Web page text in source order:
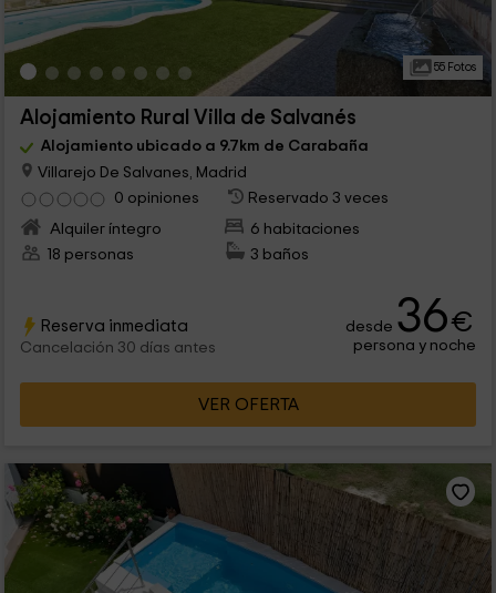
55 Fotos
Alojamiento Rural Villa de Salvanés
Alojamiento ubicado a 9.7km de Carabaña
Villarejo De Salvanes, Madrid
0 opiniones
Reservado 3 veces
Alquiler íntegro
6 habitaciones
18 personas
3 baños
Reserva inmediata
Cancelación 30 días antes
desde 36€
persona y noche
VER OFERTA